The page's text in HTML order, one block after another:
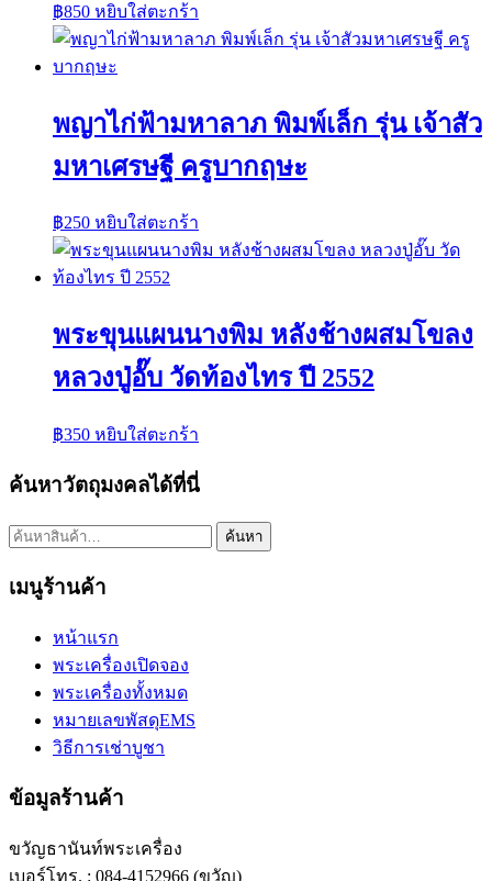
฿850 หยิบใส่ตะกร้า
พญาไก่ฟ้ามหาลาภ พิมพ์เล็ก รุ่น เจ้าสัว
มหาเศรษฐี ครูบากฤษะ
฿250 หยิบใส่ตะกร้า
พระขุนแผนนางพิม หลังช้างผสมโขลง
หลวงปู่อั๊บ วัดท้องไทร ปี 2552
฿350 หยิบใส่ตะกร้า
ค้นหาวัตถุมงคลได้ที่นี่
ค้นหา: ค้นหา
เมนูร้านค้า
หน้าแรก
พระเครื่องเปิดจอง
พระเครื่องทั้งหมด
หมายเลขพัสดุEMS
วิธีการเช่าบูชา
ข้อมูลร้านค้า
ขวัญธานันท์พระเครื่อง
เบอร์โทร. : 084-4152966 (ขวัญ)